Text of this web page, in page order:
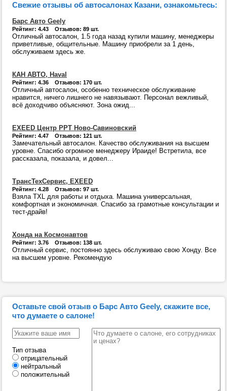
Свежие отзывы об автосалонах Казани, ознакомьтесь:
Барс Авто Geely
Рейтинг: 4.43 Отзывов: 89 шт.
Отличный автосалон, 1.5 года назад купили машину, менеджеры
приветливые, общительные. Машину приобрели за 1 день,
обслуживаем здесь же.
КАН АВТО, Haval
Рейтинг: 4.36 Отзывов: 170 шт.
Отличный автосалон, особенно техническое обслуживание
нравится, ничего лишнего не навязывают. Персонал вежливый,
всё доходчиво объясняют. Зона ожид...
EXEED Центр РРТ Ново-Савиновский
Рейтинг: 4.47 Отзывов: 121 шт.
Замечательный автосалон. Качество обслуживания на высшем
уровне. Спасибо огромное менеджеру Ираиде! Встретила, все
рассказала, показала, и довел...
ТрансТехСервис, EXEED
Рейтинг: 4.28 Отзывов: 97 шт.
Взяла TXL для работы и отдыха. Машина универсальная,
комфортная и экономичная. Спасибо за грамотные консультации и
тест-драйв!
Хонда на Космонавтов
Рейтинг: 3.76 Отзывов: 138 шт.
Отличный сервис, постоянно здесь обслуживаю свою Хонду. Все
на высшем уровне. Рекомендую
Оставьте свой отзыв о Барс Авто Geely, скажите все,
что думаете о салоне!
Тип отзыва
отрицательный
нейтральный
положительный